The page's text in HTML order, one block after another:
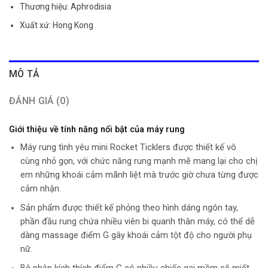
Thương hiệu: Aphrodisia
Xuất xứ: Hong Kong
MÔ TẢ
ĐÁNH GIÁ (0)
Giới thiệu về tính năng nổi bật của máy rung
Máy rung tình yêu mini Rocket Ticklers được thiết kế vô
cùng nhỏ gọn, với chức năng rung mạnh mẽ mang lại cho chị
em những khoái cảm mãnh liệt mà trước giờ chưa từng được
cảm nhận.
Sản phẩm được thiết kế phỏng theo hình dáng ngón tay,
phần đầu rung chứa nhiều viên bi quanh thân máy, có thể dễ
dàng massage điểm G gây khoái cảm tột độ cho người phụ
nữ.